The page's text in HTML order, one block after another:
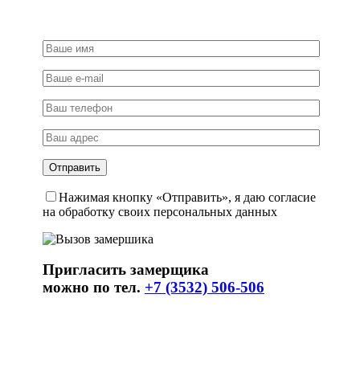
Нажимая кнопку «Отправить», я даю согласие
на обработку своих персональных данных
Пригласить замерщика
можно по тел. +7 (3532) 506-506